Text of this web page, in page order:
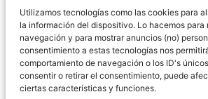
Utilizamos tecnologías como las cookies para
la información del dispositivo. Lo hacemos
navegación y para mostrar anuncios (no)
consentimiento a estas tecnologías nos
comportamiento de navegación o los ID's
consentir o retirar el consentimiento, puede
ciertas características y funciones.
Descargo de Responsabilidad
Declaración de Privacidad